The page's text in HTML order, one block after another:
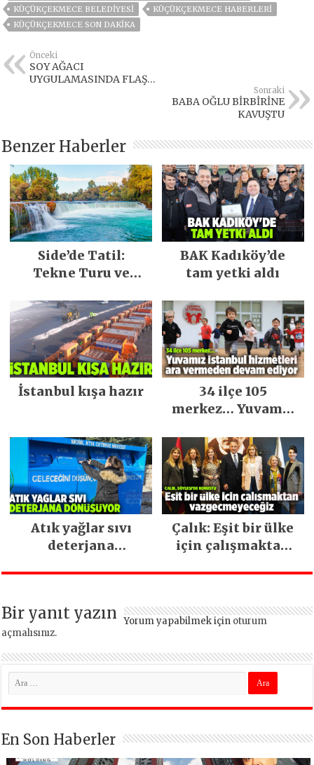
KÜÇÜKÇEKMECE BELEDIYESI
KÜÇÜKÇEKMECE HABERLERI
KÜÇÜKÇEKMECE SON DAKIKA
Önceki
SOY AĞACI
UYGULAMASINDA FLAŞ…
Sonraki
BABA OĞLU BİRBİRİNE
KAVUŞTU
Benzer Haberler
Side’de Tatil:
Tekne Turu ve
BAK Kadıköy’de
tam yetki aldı
İstanbul kışa hazır
34 ilçe 105
merkez… Yuvamız
ara vermeden
devam ediyor
Atık yağlar sıvı
deterjana
Çalık: Eşit bir ülke
için çalışmaktan
Bir yanıt yazın Yorum yapabilmek için oturum
açmalısınız.
En Son Haberler